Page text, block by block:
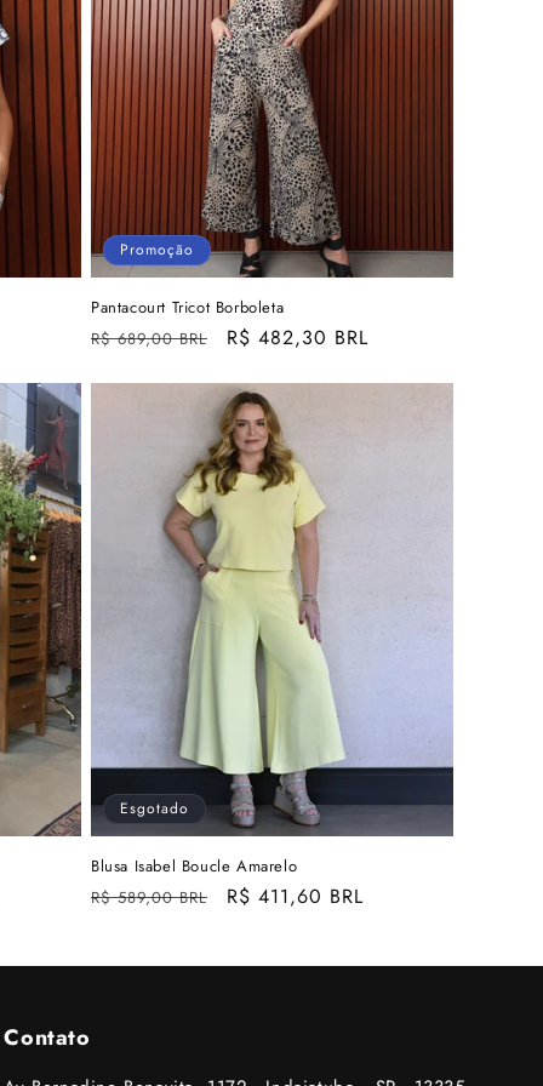
Promoção
Pantacourt Tricot Borboleta
Preço
R$ 689,00 BRL
Preço
R$ 482,30 BRL
Esgotado
Blusa Isabel Boucle Amarelo
Preço
R$ 589,00 BRL
Preço
R$ 411,60 BRL
Contato